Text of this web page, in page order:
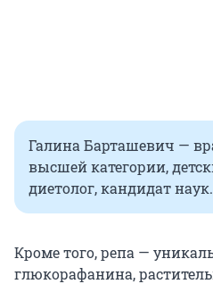
Галина Барташевич —
высшей категории,
диетолог, кандидат наук.
Кроме того, репа —
глюкорафанина,